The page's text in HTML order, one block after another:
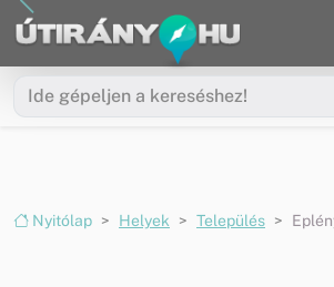
Ugrás a menüre
Ugrás a tartalomra
Nyitólap Helyek Település